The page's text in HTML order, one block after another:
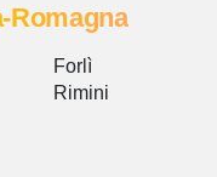
Romagna
Forlì
Rimini